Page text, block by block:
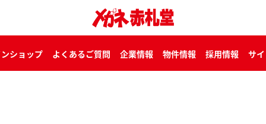
ショップ よくあるご質問 企業情報 物件情報 採用情報 サ